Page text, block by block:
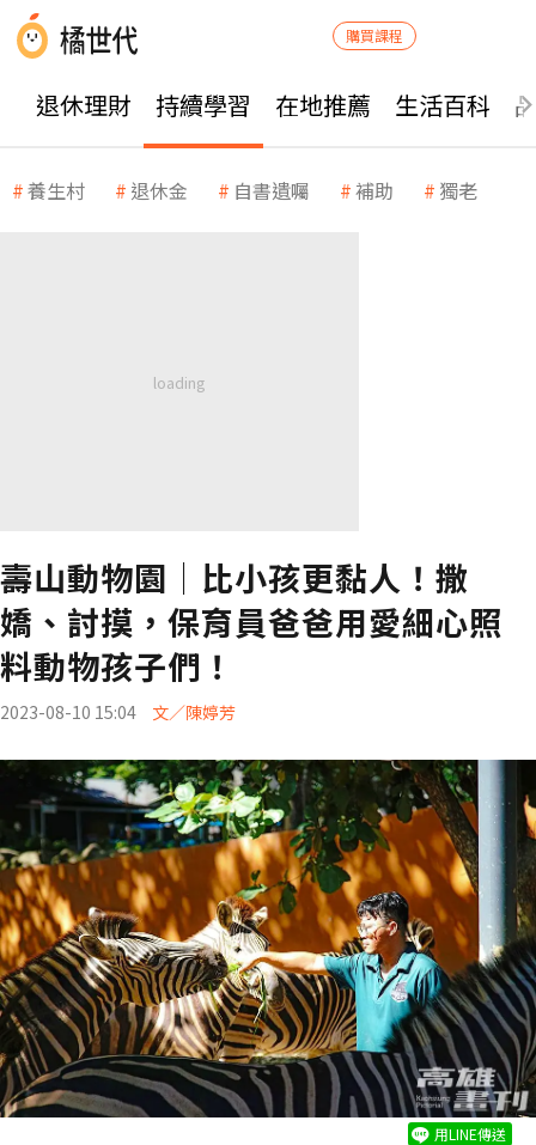
購買課程
退休理財 持續學習 在地推薦 生活百科
養生村 退休金 自書遺囑 補助 獨老
壽山動物園│比小孩更黏人！撒
嬌、討摸，保育員爸爸用愛細心照
料動物孩子們！
2023-08-10 15:04 文／陳婷芳
用LINE傳送